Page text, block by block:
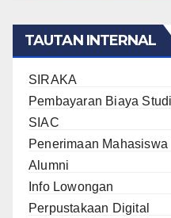
TAUTAN INTERNAL
SIRAKA
Pembayaran Biaya Studi
SIAC
Penerimaan
Alumni
Info Lowongan
Perpustakaan Digital